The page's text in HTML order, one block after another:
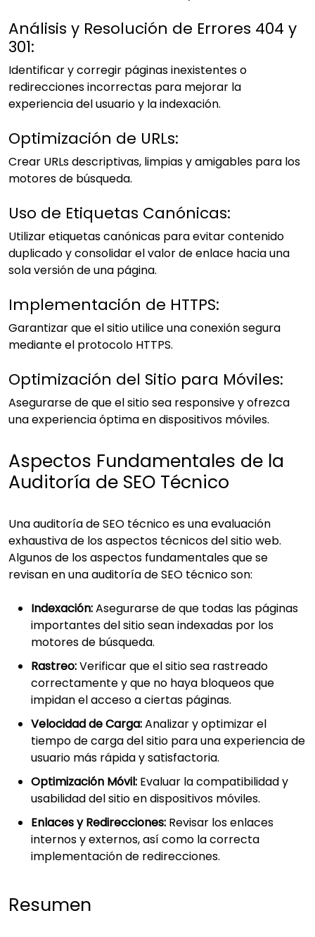
Análisis y Resolución de Errores 404 y
301:
Identificar y corregir páginas inexistentes o
redirecciones incorrectas para mejorar la
experiencia del usuario y la indexación.
Optimización de URLs:
Crear URLs descriptivas, limpias y amigables para los
motores de búsqueda.
Uso de Etiquetas Canónicas:
Utilizar etiquetas canónicas para evitar contenido
duplicado y consolidar el valor de enlace hacia una
sola versión de una página.
Implementación de HTTPS:
Garantizar que el sitio utilice una conexión segura
mediante el protocolo HTTPS.
Optimización del Sitio para Móviles:
Asegurarse de que el sitio sea responsive y ofrezca
una experiencia óptima en dispositivos móviles.
Aspectos Fundamentales de la
Auditoría de SEO Técnico
Una auditoría de SEO técnico es una evaluación
exhaustiva de los aspectos técnicos del sitio web.
Algunos de los aspectos fundamentales que se
revisan en una auditoría de SEO técnico son:
Indexación:Asegurarse de que todas las páginas
importantes del sitio sean indexadas por los
motores de búsqueda.
Rastreo:Verificar que el sitio sea rastreado
correctamente y que no haya bloqueos que
impidan el acceso a ciertas páginas.
Velocidad de Carga:Analizar y optimizar el
tiempo de carga del sitio para una experiencia de
usuario más rápida y satisfactoria.
Optimización Móvil: Evaluar la compatibilidad y
usabilidad del sitio en dispositivos móviles.
Enlaces y Redirecciones: Revisar los enlaces
internos y externos, así como la correcta
implementación de redirecciones.
Resumen